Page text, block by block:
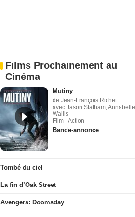
Films Prochainement au
Cinéma
Mutiny
de Jean-François Richet
avec Jason Statham, Annabelle
Wallis
Film - Action
Bande-annonce
Tombé du ciel
La fin d’Oak Street
Avengers: Doomsday